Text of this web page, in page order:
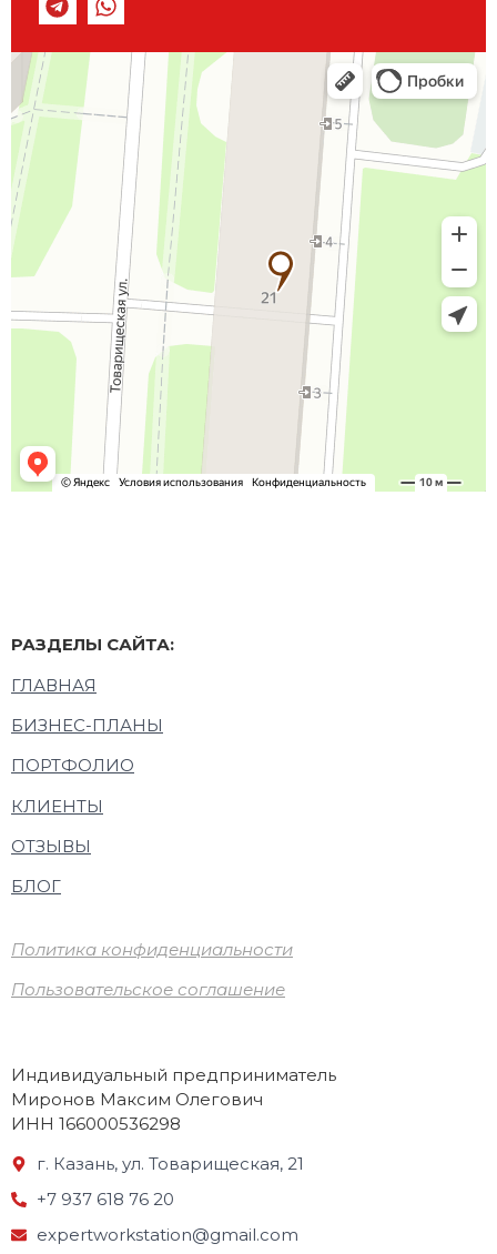
РАЗДЕЛЫ САЙТА:
ГЛАВНАЯ
БИЗНЕС-ПЛАНЫ
ПОРТФОЛИО
КЛИЕНТЫ
ОТЗЫВЫ
БЛОГ
Политика конфиденциальности
Пользовательское соглашение
Индивидуальный предприниматель
Миронов Максим Олегович
ИНН 166000536298
г. Казань, ул. Товарищеская, 21
+7 937 618 76 20
expertworkstation@gmail.com